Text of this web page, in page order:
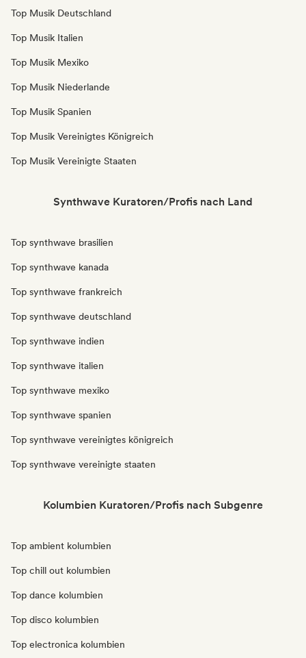
Top Musik Deutschland
Top Musik Italien
Top Musik Mexiko
Top Musik Niederlande
Top Musik Spanien
Top Musik Vereinigtes Königreich
Top Musik Vereinigte Staaten
Synthwave Kuratoren/Profis nach Land
Top synthwave brasilien
Top synthwave kanada
Top synthwave frankreich
Top synthwave deutschland
Top synthwave indien
Top synthwave italien
Top synthwave mexiko
Top synthwave spanien
Top synthwave vereinigtes königreich
Top synthwave vereinigte staaten
Kolumbien Kuratoren/Profis nach Subgenre
Top ambient kolumbien
Top chill out kolumbien
Top dance kolumbien
Top disco kolumbien
Top electronica kolumbien